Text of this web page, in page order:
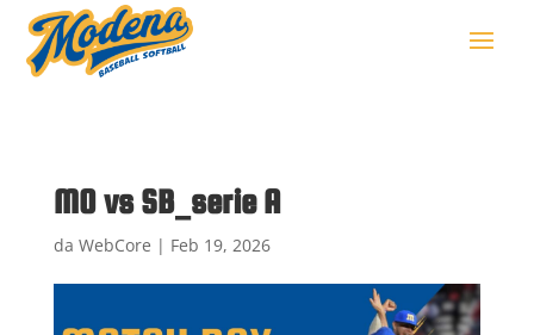
MO vs SB_serie A
da WebCore | Feb 19, 2026